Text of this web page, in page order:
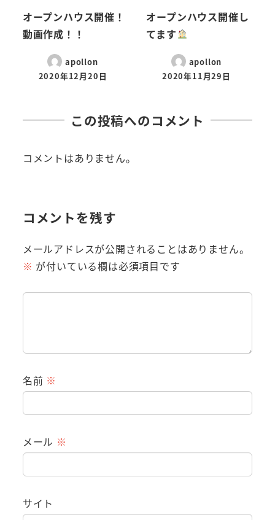
オープンハウス開催！
動画作成！！
apollon
2020年12月20日
オープンハウス開催し
てます
apollon
2020年11月29日
この投稿へのコメント
コメントはありません。
コメントを残す
メールアドレスが公開されることはありません。
※ が付いている欄は必須項目です
名前 ※
メール ※
サイト